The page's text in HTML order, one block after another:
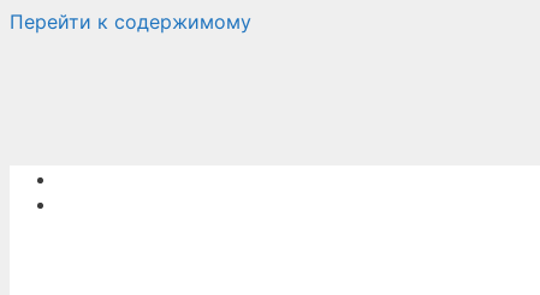
Перейти к содержимому